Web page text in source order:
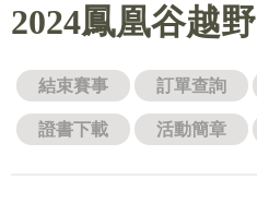
2024鳳凰谷越野
結束賽事 訂單查詢
證書下載 活動簡章